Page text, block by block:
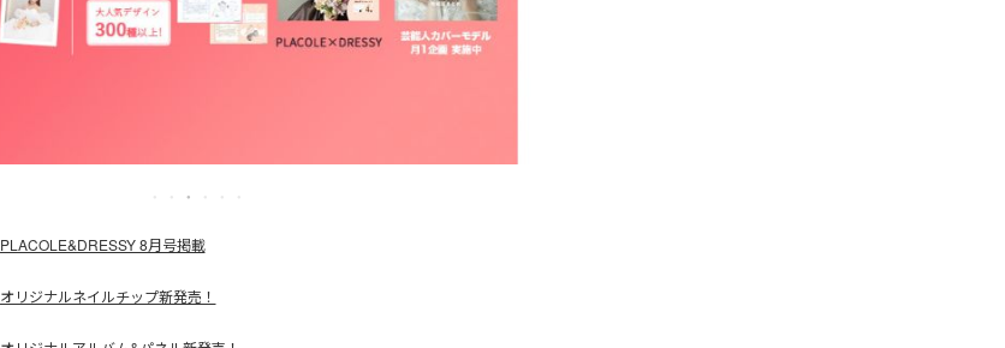
PLACOLE&DRESSY 8月号掲載
オリジナルネイルチップ新発売！